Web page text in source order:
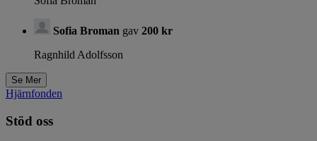
Sofia Broman gav 200 kr
Ragnhild Adolfsson
Hjärnfonden
Stöd oss